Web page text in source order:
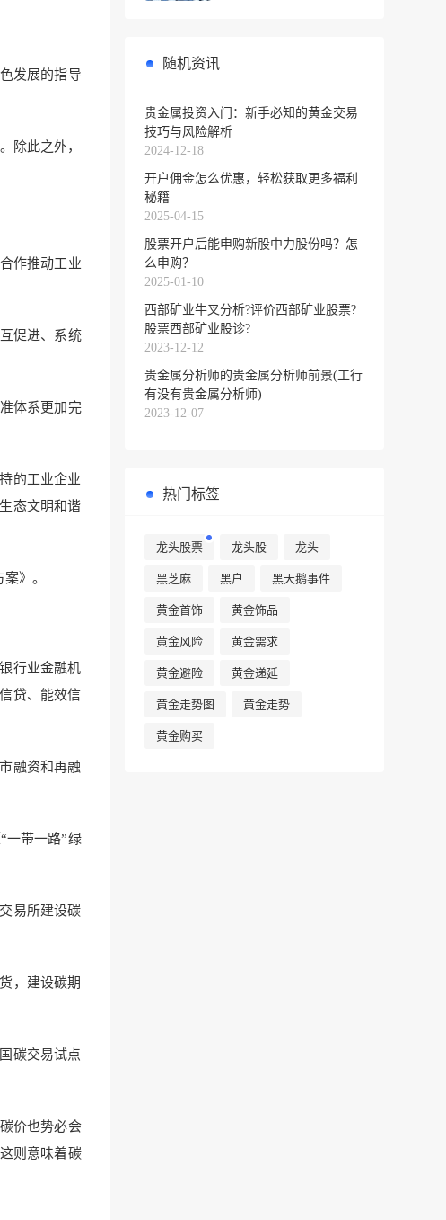
发展的指导
除此之外，
作推动工业
促进、系统
体系更加完
的工业企业
态文明和谐
》。
行业金融机
贷、能效信
融资和再融
一带一路”绿
易所建设碳
，建设碳期
碳交易试点
价也势必会
则意味着碳
随机资讯
贵金属投资入门：新手必知的黄金交易
技巧与风险解析
2024-12-18
开户佣金怎么优惠，轻松获取更多福利
秘籍
2025-04-15
股票开户后能申购新股中力股份吗？怎
么申购？
2025-01-10
西部矿业牛叉分析?评价西部矿业股票?
股票西部矿业股诊?
2023-12-12
贵金属分析师的贵金属分析师前景(工行
有没有贵金属分析师)
2023-12-07
热门标签
龙头股票 龙头股 龙头
黑芝麻 黑户 黑天鹅事件
黄金首饰 黄金饰品
黄金风险 黄金需求
黄金避险 黄金递延
黄金走势图 黄金走势
黄金购买